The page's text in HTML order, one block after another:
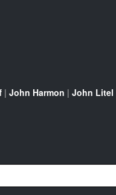
| John Harmon | John Litel